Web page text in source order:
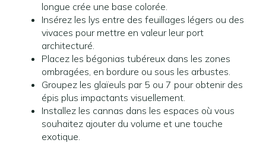
longue crée une base colorée.
Insérez les lys entre des feuillages légers ou des
vivaces pour mettre en valeur leur port
architecturé.
Placez les bégonias tubéreux dans les zones
ombragées, en bordure ou sous les arbustes.
Groupez les glaïeuls par 5 ou 7 pour obtenir des
épis plus impactants visuellement.
Installez les cannas dans les espaces où vous
souhaitez ajouter du volume et une touche
exotique.